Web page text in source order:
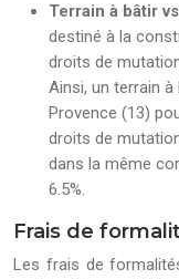
Terrain à bâtir
destiné à la
droits de
Ainsi, un terrain
Provence (13)
droits de
dans la même
6.5%.
Frais de
Les frais de